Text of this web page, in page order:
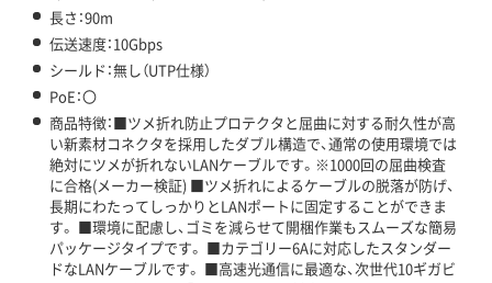
長さ：90m
伝送速度：10Gbps
シールド：無し（UTP仕様）
PoE：〇
商品特徴：■ツメ折れ防止プロテクタと屈曲に対する耐久性が高
い新素材コネクタを採用したダブル構造で、通常の使用環境では
絶対にツメが折れないLANケーブルです。※1000回の屈曲検査
に合格(メーカー検証) ■ツメ折れによるケーブルの脱落が防げ、
長期にわたってしっかりとLANポートに固定することができま
す。 ■環境に配慮し、ゴミを減らせて開梱作業もスムーズな簡易
パッケージタイプです。 ■カテゴリー6Aに対応したスタンダー
ドなLANケーブルです。 ■高速光通信に最適な、次世代10ギガビ